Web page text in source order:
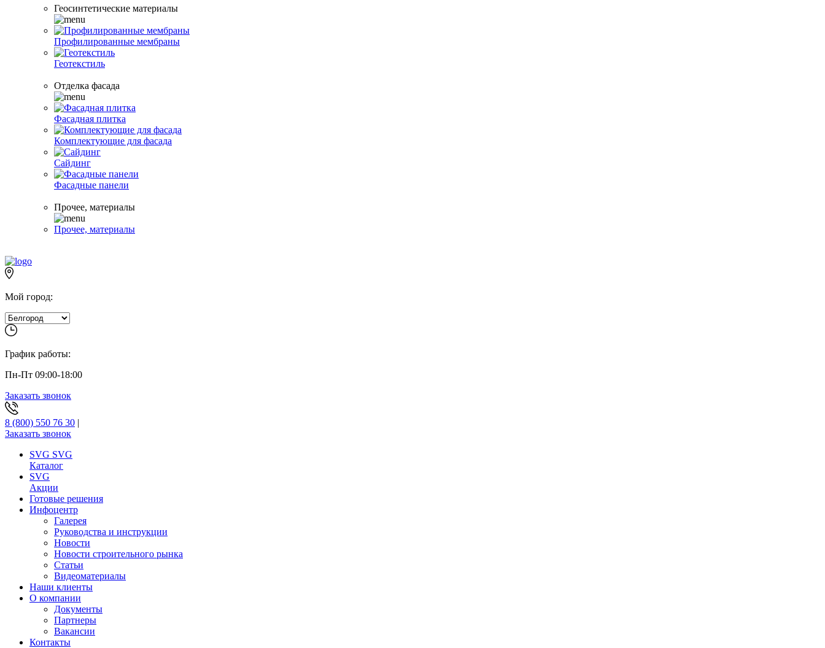
Геосинтетические материалы
Профилированные мембраны
Геотекстиль
Отделка фасада
Фасадная плитка
Комплектующие для фасада
Сайдинг
Фасадные панели
Прочее, материалы
Прочее, материалы
Мой город:
График работы:
Пн-Пт 09:00-18:00
Заказать звонок
8 (800) 550 76 30 |
Заказать звонок
SVG SVG
Каталог
SVG
Акции
Готовые решения
Инфоцентр
Галерея
Руководства и инструкции
Новости
Новости строительного рынка
Статьи
Видеоматериалы
Наши клиенты
О компании
Документы
Партнеры
Вакансии
Контакты